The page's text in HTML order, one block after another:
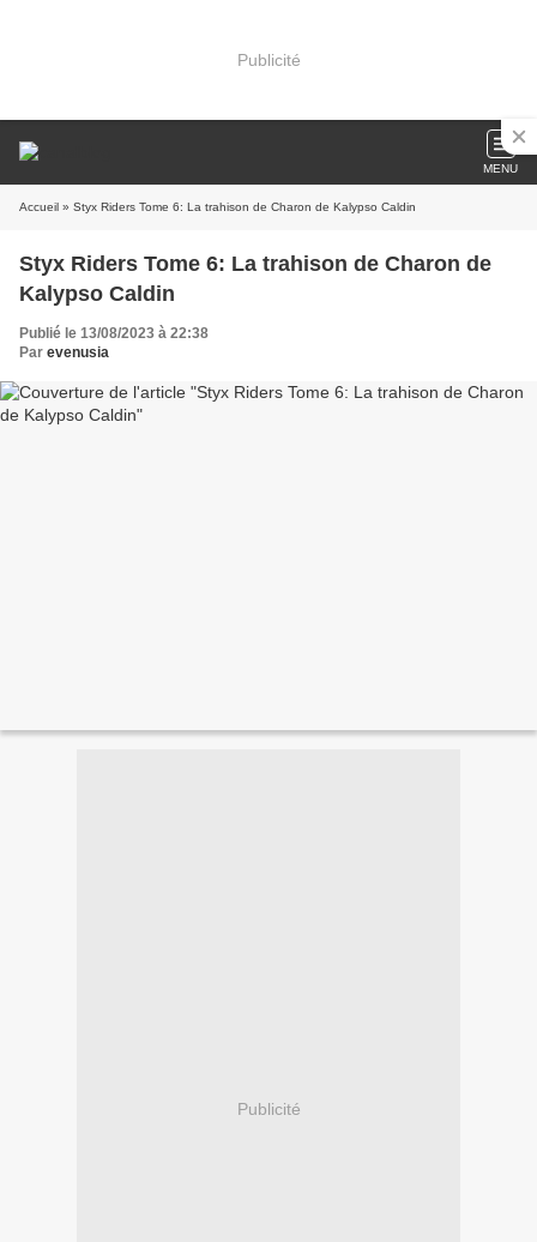
Publicité
MENU
Accueil » Styx Riders Tome 6: La trahison de Charon de Kalypso Caldin
Styx Riders Tome 6: La trahison de Charon de
Kalypso Caldin
Publié le 13/08/2023 à 22:38
Par evenusia
Publicité